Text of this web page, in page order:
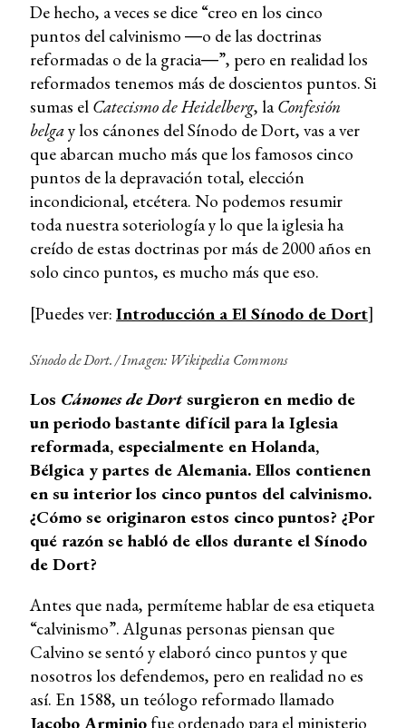
De hecho, a veces se dice “creo en los cinco
puntos del calvinismo ―o de las doctrinas
reformadas o de la gracia―”, pero en realidad los
reformados tenemos más de doscientos puntos. Si
sumas el Catecismo de Heidelberg, la Confesión
belgay los cánones del Sínodo de Dort, vas a ver
que abarcan mucho más que los famosos cinco
puntos de la depravación total, elección
incondicional, etcétera. No podemos resumir
toda nuestra soteriología y lo que la iglesia ha
creído de estas doctrinas por más de 2000 años en
solo cinco puntos, es mucho más que eso.
[Puedes ver: Introducción a El Sínodo de Dort]
Sínodo de Dort. /Imagen: Wikipedia Commons
Los Cánones de Dortsurgieron en medio de
un periodo bastante difícil para la Iglesia
reformada, especialmente en Holanda,
Bélgica y partes de Alemania. Ellos contienen
en su interior los cinco puntos del calvinismo.
¿Cómo se originaron estos cinco puntos? ¿Por
qué razón se habló de ellos durante el Sínodo
de Dort?
Antes que nada, permíteme hablar de esa etiqueta
“calvinismo”. Algunas personas piensan que
Calvino se sentó y elaboró cinco puntos y que
nosotros los defendemos, pero en realidad no es
así. En 1588, un teólogo reformado llamado
Jacobo Arminiofue ordenado para el ministerio